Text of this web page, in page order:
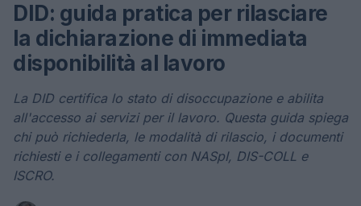
DID: guida pratica per rilasciare
la dichiarazione di immediata
disponibilità al lavoro
La DID certifica lo stato di disoccupazione e abilita
all'accesso ai servizi per il lavoro. Questa guida spiega
chi può richiederla, le modalità di rilascio, i documenti
richiesti e i collegamenti con NASpI, DIS-COLL e
ISCRO.